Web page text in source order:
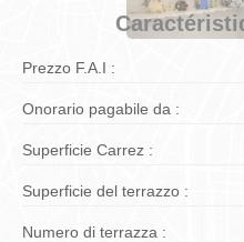
Prezzo F.A.I :
Onorario pagabile da :
Superficie Carrez :
Superficie del terrazzo :
Numero di terrazza :